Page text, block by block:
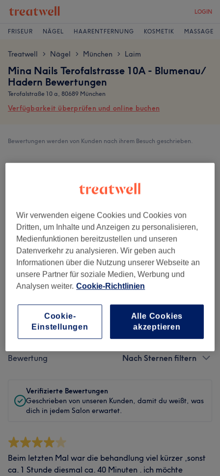
LOGIN
FRISEUR NÄGEL HAARENTFERNUNG KOSMETIK MASSAGE
Treatwell > Nägel > München > Laim
Mina Nails Terofalstrasse 10A - Blumenau/
Hadern Bewertungen
Terofalstraße 10 a, 80689 München
Verfügbarkeit überprüfen und online buchen
Bewertungen werden von Kunden nach ihrem Besuch geschrieben.
Ambiente
Sauberkeit
Service
Bewertungen filtern
Behandlung Alle Bewertungen
Bewertung Nach Sternen filtern
Verifizierte Bewertungen
Geschrieben von unseren Kunden, damit du weißt, was
dich in jedem Salon erwartet.
Beim letzten Mal war die behandlung viel kürzer ,sonst
ca. 1 Stunde diesmal ca. 40 Minuten . ich möchte
Wir verwenden eigene Cookies und Cookies von
Dritten, um Inhalte und Anzeigen zu personalisieren,
Medienfunktionen bereitzustellen und unseren
Datenverkehr zu analysieren. Wir geben auch
Informationen über die Nutzung unserer Webseite an
unsere Partner für soziale Medien, Werbung und
Analysen weiter. Cookie-Richtlinien
Cookie-
Einstellungen
Alle Cookies
akzeptieren